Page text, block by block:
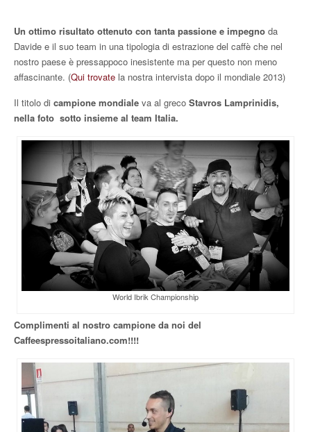
Un ottimo risultato ottenuto con tanta passione e impegno da
Davide e il suo team in una tipologia di estrazione del caffè che nel
nostro paese è pressappoco inesistente ma per questo non meno
affascinante. (Qui trovate la nostra intervista dopo il mondiale 2013)
Il titolo di campione mondiale va al greco Stavros Lamprinidis,
nella foto sotto insieme al team Italia.
World Ibrik Championship
Complimenti al nostro campione da noi del
Caffeespressoitaliano.com!!!!